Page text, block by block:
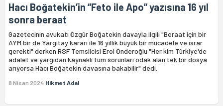
Hacı Boğatekin’in “Feto ile Apo” yazısına 16 yıl
sonra beraat
Gazetecinin avukatı Özgür Boğatekin davayla ilgili "Beraat için bir
AYM bir de Yargıtay kararı ile 16 yıllık büyük bir mücadele ve ısrar
gerekti" derken RSF Temsilcisi Erol Önderoğlu "Her kim Türkiye'de
adalet ve yargıdan kaynaklı tüm sorunları odak alan tek bir dosya
arıyorsa Hacı Boğatekin davasına bakabilir" dedi.
8 Nisan 2024 Hikmet Adal